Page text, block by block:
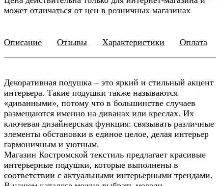
может отличаться от цен в розничных магазинах
Описание Отзывы Характеристики Оплата
Декоративная подушка – это яркий и стильный акцент
интерьера. Такие подушки также называются
«диванными», потому что в большинстве случаев
размещаются именно на диванах или креслах. Их
ключевая дизайнерская функция: связывать различные
элементы обстановки в единое целое, делая интерьер
гармоничным и уютным.
Магазин Костромской текстиль предлагает красивые
интерьерные подушки, которые выполнены в
соответствии с актуальными интерьерными трендами.